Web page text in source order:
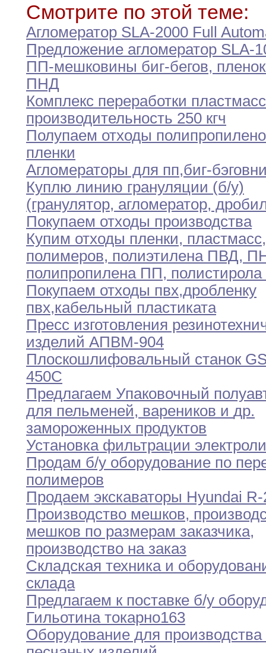
Смотрите по этой теме:
Агломератор SLA-2000 Full
Предложение агломератор SLA-
ПП-мешковины биг-бегов,
ПНД
Комплекс переработки
производительность 250 кгч
Полупаем отходы
пленки
Агломераторы для пп,биг-бэгов
Куплю линию грануляции (б/у)
(гранулятор, агломератор,
Покупаем отходы производства
Купим отходы пленки, пластмасс,
полимеров, полиэтилена ПВД,
полипропилена ПП,
Покупаем отходы пвх,дробленку
пвх,кабельный пластиката
Пресс изготовления
изделий АПВМ-904
Плоскошлифовальный станок
450C
Предлагаем Упаковочный
для пельменей, вареников и др.
замороженных продуктов
Установка фильтрации
Продам б/у оборудование по
полимеров
Продаем экскаваторы Hyundai
Производство мешков,
мешков по размерам заказчика,
производство на заказ
Складская техника и
склада
Предлагаем к поставке б/у
Гильотина токарно163
Оборудование для